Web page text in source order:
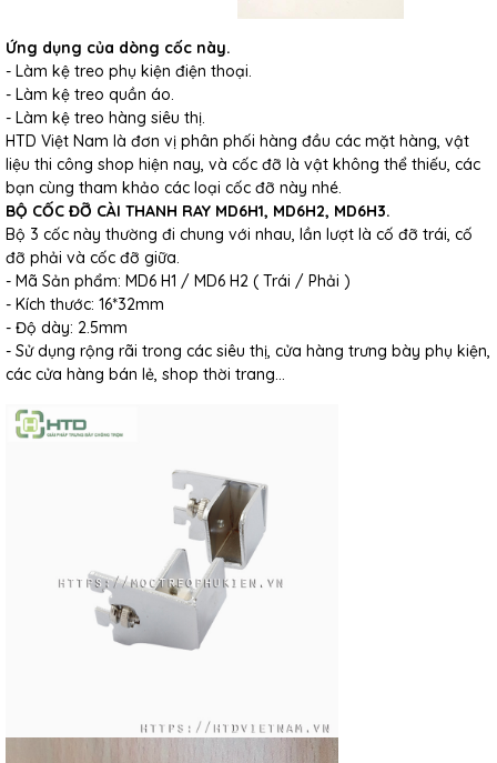
Ứng dụng của dòng cốc này.
- Làm kệ treo phụ kiện điện thoại.
- Làm kệ treo quần áo.
- Làm kệ treo hàng siêu thị.
HTD Việt Nam là đơn vị phân phối hàng đầu các mặt hàng, vật
liệu thi công shop hiện nay, và cốc đỡ là vật không thể thiếu, các
bạn cùng tham khảo các loại cốc đỡ này nhé.
BỘ CỐC ĐỠ CÀI THANH RAY MD6H1, MD6H2, MD6H3.
Bộ 3 cốc này thường đi chung với nhau, lần lượt là cố đỡ trái, cố
đỡ phải và cốc đỡ giữa.
- Mã Sản phẩm: MD6 H1 / MD6 H2 ( Trái / Phải )
- Kích thước: 16*32mm
- Độ dày: 2.5mm
- Sử dụng rộng rãi trong các siêu thị, cửa hàng trưng bày phụ kiện,
các cửa hàng bán lẻ, shop thời trang…